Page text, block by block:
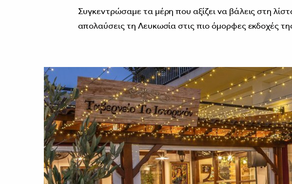
Συγκεντρώσαμε τα μέρη που αξίζει να βάλεις στη
απολαύσεις τη Λευκωσία στις πιο όμορφες εκδοχές